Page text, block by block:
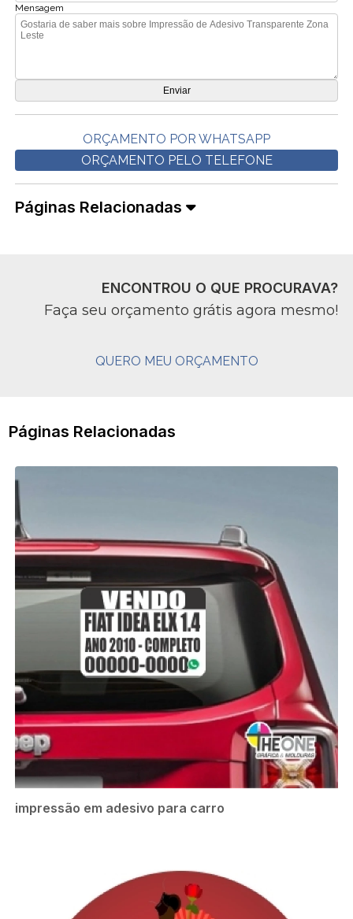
Mensagem
ORÇAMENTO POR WHATSAPP
ORÇAMENTO PELO TELEFONE
Páginas Relacionadas
ENCONTROU O QUE PROCURAVA?
Faça seu orçamento grátis agora mesmo!
QUERO MEU ORÇAMENTO
Páginas Relacionadas
impressão em adesivo para carro